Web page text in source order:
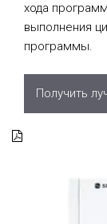
хода
выполнения
программы.
Получить